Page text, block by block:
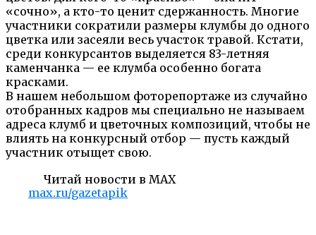
«сочно», а кто-то ценит сдержанность. Многие
участники сократили размеры клумбы до одного
цветка или засеяли весь участок травой. Кстати,
среди конкурсантов выделяется 83-летняя
каменчанка — ее клумба особенно богата
красками.
В нашем небольшом фоторепортаже из случайно
отобранных кадров мы специально не называем
адреса клумб и цветочных композиций, чтобы не
влиять на конкурсный отбор — пусть каждый
участник отыщет свою.
Читай новости в MAX
max.ru/gazetapik